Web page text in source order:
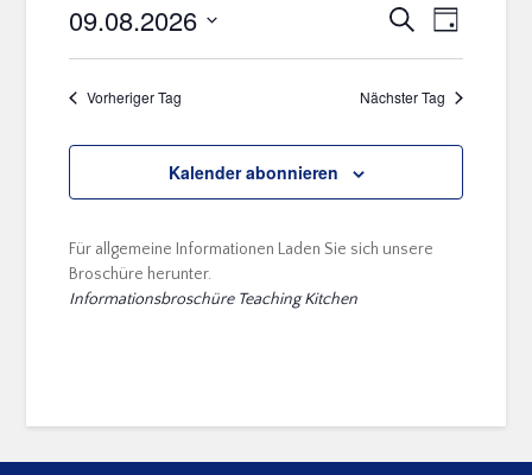
Suche
und
Navigation
Suche
Tag
09.08.2026
Vorheriger Tag
Nächster Tag
Kalender abonnieren
Für allgemeine Informationen Laden Sie sich unsere
Broschüre herunter.
Informationsbroschüre Teaching Kitchen